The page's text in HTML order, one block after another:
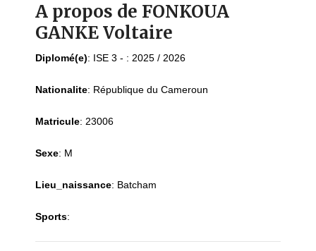
A propos de FONKOUA
GANKE Voltaire
Diplomé(e): ISE 3 - : 2025 / 2026
Nationalite: République du Cameroun
Matricule: 23006
Sexe: M
Lieu_naissance: Batcham
Sports: